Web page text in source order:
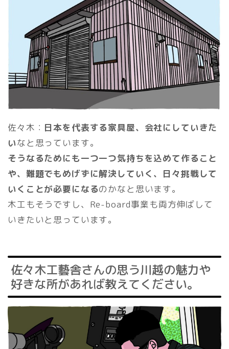
佐々木： 日本を代表する家具屋、会社にしていきた
いなと思っています。
そうなるためにも一つ一つ気持ちを込めて作ること
や、難題でもめげずに解決していく、日々挑戦して
いくことが必要になるのかなと思います。
木工もそうですし、Re-board事業も両方伸ばして
いきたいと思っています。
佐々木工藝舎さんの思う川越の魅力や
好きな所があれば教えてください。